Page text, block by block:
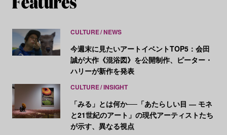
CULTURE NEWS
今週末に見たいアートイベントTOP5：会田
誠が大作《混浴図》を公開制作、ピーター・
ハリーが新作を発表
CULTURE INSIGHT
「みる」とは何か──「あたらしい目 ― モネ
と21世紀のアート」の現代アーティストたち
が示す、異なる視点